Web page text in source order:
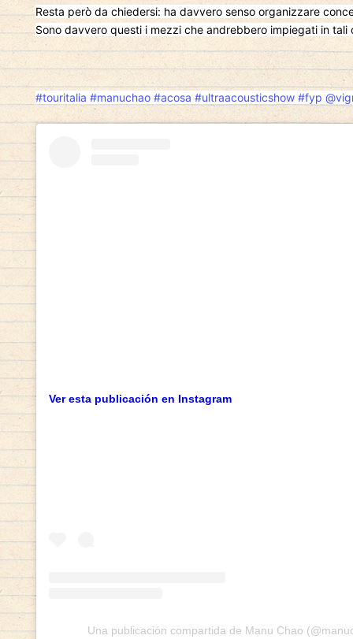
Resta però da chiedersi: ha davvero senso organizzare
Sono davvero questi i mezzi che andrebbero impiegati in tali
#touritalia #manuchao #acosa #ultraacousticshow #fyp
Ver esta publicación en Instagram
Una publicación compartida de Manu Chao